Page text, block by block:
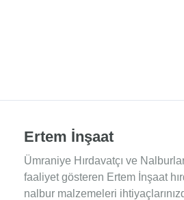
Ertem İnşaat
Ümraniye Hırdavatçı ve
faaliyet gösteren Ertem İnşaat
nalbur malzemeleri